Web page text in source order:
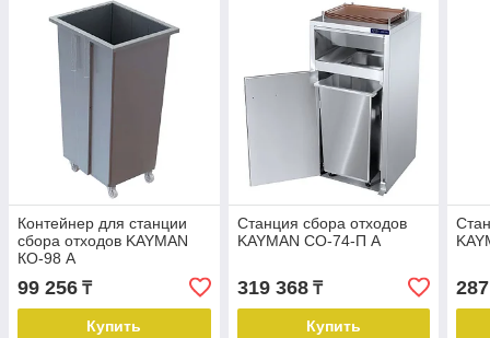
Контейнер для станции
сбора отходов KAYMAN
КО-98 А
99 256 ₸
Купить
Станция сбора отходов
KAYMAN СО-74-П А
319 368₸
Купить